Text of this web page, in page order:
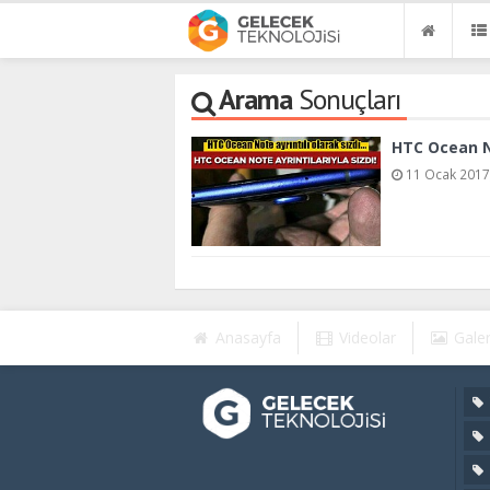
AramaSonuçları
HTC Ocean
11 Ocak
Anasayfa Videolar